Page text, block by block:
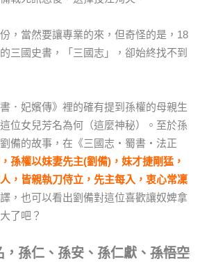
，當然要讓專業的來，但奇怪的是，18
三國史書，「三國志」，卻始終找不到
．妃嬪傳》裡的確有提到孫權的母親生
位女兒芳名為何（這麼神秘）。至於孫
備的故事，在《三國志‧蜀書‧法正
，孫權以妹妻先主(劉備)，妹才捷剛猛，
，皆親執刀侍立，先主每入，衷心常凜
，也可以看出劉備對這位喜歡讓奴婢拿
了吧？
孫仁、孫安、孫仁獻、 孫悟空